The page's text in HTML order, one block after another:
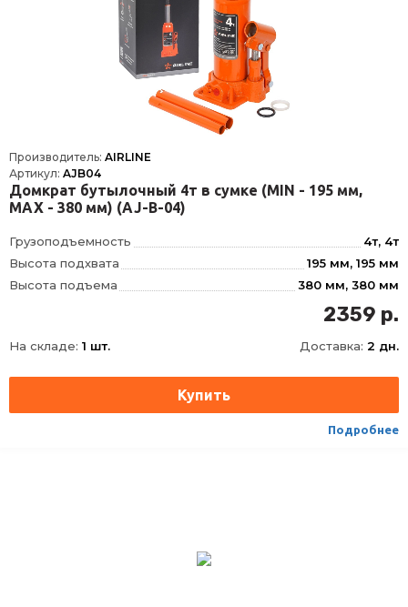
Производитель: AIRLINE
Артикул: AJB04
Домкрат бутылочный 4т в сумке (MIN - 195 мм,
MAX - 380 мм) (AJ-B-04)
Грузоподъемность
4т, 4т
Высота подхвата
195 мм, 195 мм
Высота подъема
380 мм, 380 мм
125 мм, 125 мм
60 мм, 60 мм
Вес домкрата брутто
3, 0 кг, 3
2359 р.
На складе: 1 шт. Доставка: 2 дн.
Подробнее